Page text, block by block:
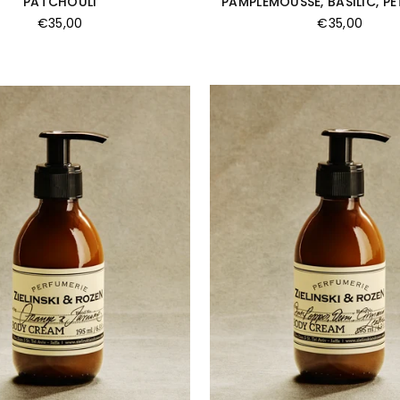
Prix
€35,00
Prix
€35,00